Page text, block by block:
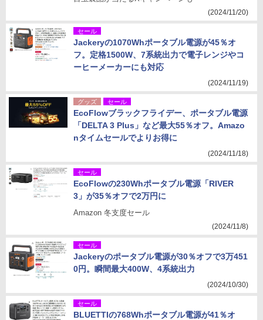
(2024/11/20)
セール
Jackeryの1070Whポータブル電源が45％オ
フ。定格1500W、7系統出力で電子レンジやコ
ーヒーメーカーにも対応
(2024/11/19)
グッズ セール
EcoFlowブラックフライデー、ポータブル電源
「DELTA 3 Plus」など最大55％オフ。Amazo
nタイムセールでよりお得に
(2024/11/18)
セール
EcoFlowの230Whポータブル電源「RIVER
3」が35％オフで2万円に
Amazon 冬支度セール
(2024/11/8)
セール
Jackeryのポータブル電源が30％オフで3万451
0円。瞬間最大400W、4系統出力
(2024/10/30)
セール
BLUETTIの768Whポータブル電源が41％オ